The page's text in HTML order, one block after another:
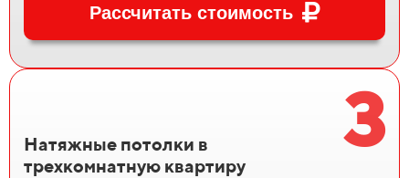
Рассчитать стоимость
3
Натяжные потолки в
трехкомнатную квартиру